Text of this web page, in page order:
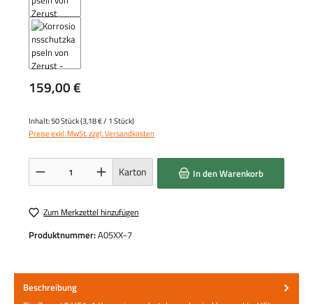
Regulärer Preis:
159,00 €
Inhalt:50 Stück(3,18 € / 1 Stück)
Preise exkl. MwSt. zzgl. Versandkosten
Produkt Anzahl: Gib den gewünschten Wert ein oder benutze die Schaltflächen um
Karton In den Warenkorb
Zum Merkzettel hinzufügen
Produktnummer:A05XX-7
Beschreibung